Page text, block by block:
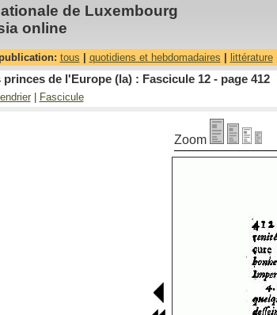
de Luxembourg
online
tous quotidiens et hebdomadaires littérature|
de l'Europe (la) : Fascicule 12 - page 412
| Fascicule
Zoom